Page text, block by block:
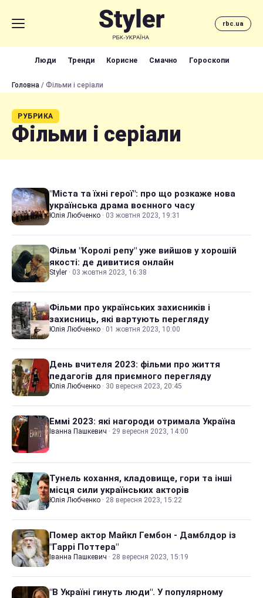
rbc.ua
Люди Тренди Корисне Смачно Гороскопи
Головна / Фільми і серіали
РУБРИКА
Фільми і серіали
"Міста та їхні герої": про що розкаже нова
українська драма воєнного часу
Юлія Любченко · 03 жовтня 2023, 19:31
Фільм "Королі репу" уже вийшов у хорошій
якості: де дивитися онлайн
Styler · 03 жовтня 2023, 16:38
Фільми про українських захисників і
захисниць, які вартують перегляду
Юлія Любченко · 01 жовтня 2023, 10:00
День вчителя 2023: фільми про життя
педагогів для приємного перегляду
Юлія Любченко · 30 вересня 2023, 20:45
Еммі 2023: які нагороди отримала Україна
Іванна Пашкевич · 29 вересня 2023, 14:00
Тунель кохання, кладовище, гори та інші
місця сили українських акторів
Юлія Любченко · 28 вересня 2023, 15:22
Помер актор Майкл Гембон - Дамблдор із
"Гаррі Поттера"
Іванна Пашкевич · 28 вересня 2023, 15:19
"В Україні гинуть люди". У популярному